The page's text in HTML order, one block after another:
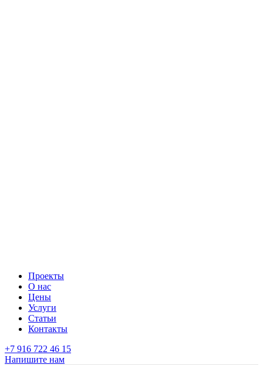
Проекты
О нас
Цены
Услуги
Статьи
Контакты
+7 916 722 46 15
Напишите нам